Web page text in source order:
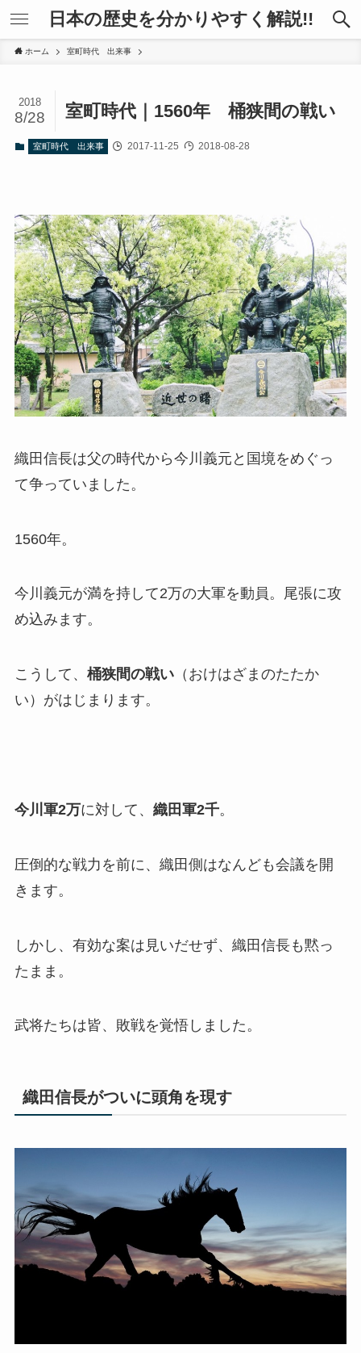
日本の歴史を分かりやすく解説!!
ホーム 室町時代 出来事
室町時代｜1560年 桶狭間の戦い
2018
8/28
室町時代 出来事 2017-11-25 2018-08-28
織田信長は父の時代から今川義元と国境をめぐっ
て争っていました。
1560年。
今川義元が満を持して2万の大軍を動員。尾張に攻
め込みます。
こうして、 桶狭間の戦い（おけはざまのたたか
い）がはじまります。
今川軍2万に対して、 織田軍2千。
圧倒的な戦力を前に、織田側はなんども会議を開
きます。
しかし、有効な案は見いだせず、織田信長も黙っ
たまま。
武将たちは皆、敗戦を覚悟しました。
織田信長がついに頭角を現す